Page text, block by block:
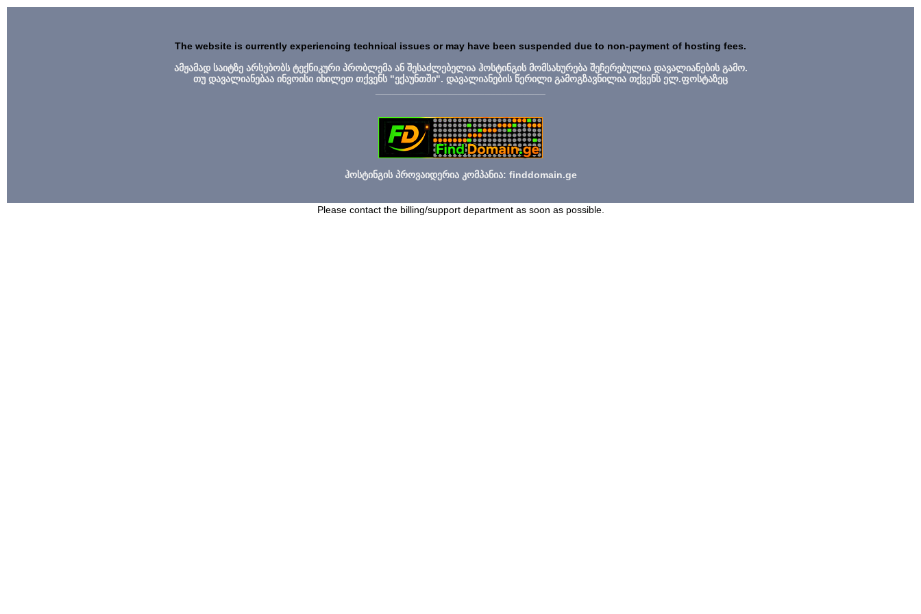
The website is currently experiencing technical issues or may have been suspended due to non-payment of hosting fees.
ამჟამად საიტზე არსებობს ტექნიკური პრობლემა ან შესაძლებელია ჰოსტინგის მომსახურება შეჩერებულია დავალიანების გამო.
თუ დავალიანებაა ინვოისი იხილეთ თქვენს "ექაუნთში". დავალიანების წერილი გამოგზავნილია თქვენს ელ.ფოსტაზეც
ჰოსტინგის პროვაიდერია კომპანია: finddomain.ge
Please contact the billing/support department as soon as possible.